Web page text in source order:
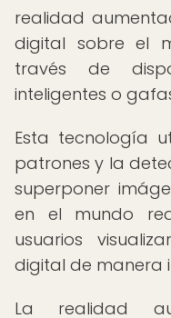
realidad
digital sobre el
través de
inteligentes o
Esta tecnología
patrones y la
superponer
en el mundo
usuarios
digital de manera
La realidad